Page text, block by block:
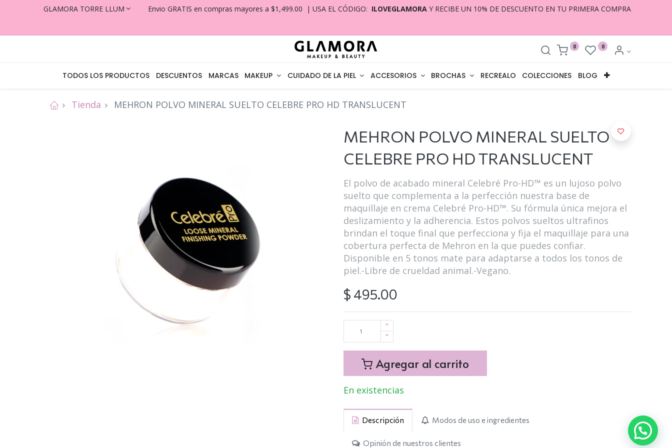
GLAMORA TORRE LLUM Envio GRATIS en compras mayores a $1,499.00 | USA EL CÓDIGO: ILOVEGLAMORA Y RECIBE UN 10% DE DESCUENTO EN TU PRIMERA COMPRA
0 0
TODOS LOS PRODUCTOS DESCUENTOS MARCAS MAKEUP CUIDADO DE LA PIEL ACCESORIOS BROCHAS RECREALO COLECCIONES BLOG
Tienda MEHRON POLVO MINERAL SUELTO CELEBRE PRO HD TRANSLUCENT
MEHRON POLVO MINERAL SUELTO
CELEBRE PRO HD TRANSLUCENT
El polvo de acabado mineral Celebré Pro-HD™ es un lujoso polvo
suelto que complementa a la perfección nuestra base de
maquillaje en crema Celebré Pro-HD™. Su fórmula única mejora el
deslizamiento y la adherencia. Estos polvos sueltos ultrafinos
brindan el toque final que perfecciona y fija el maquillaje para una
cobertura perfecta de Mehron en la que puedes confiar.
Disponible en 5 tonos mate para adaptarse a todos los tonos de
piel.-Libre de crueldad animal.-Vegano.
$ 495.00
Agregar al carrito
En existencias
Descripción Modos de uso e ingredientes
Opinión de nuestros clientes